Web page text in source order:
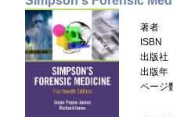
著者
ISBN
出版社
出版年
ページ